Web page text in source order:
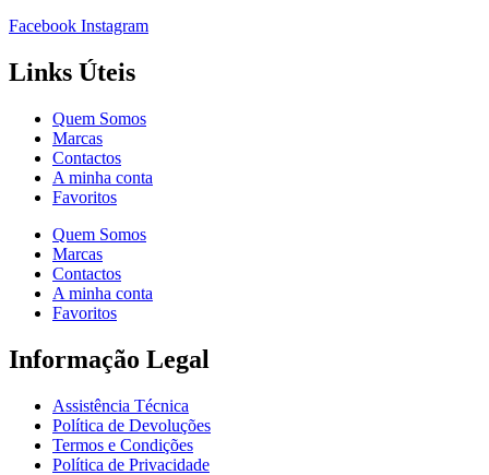
Facebook Instagram
Links Úteis
Quem Somos
Marcas
Contactos
A minha conta
Favoritos
Quem Somos
Marcas
Contactos
A minha conta
Favoritos
Informação Legal
Assistência Técnica
Política de Devoluções
Termos e Condições
Política de Privacidade